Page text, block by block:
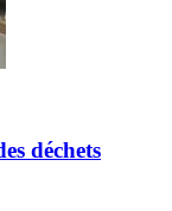
déchets